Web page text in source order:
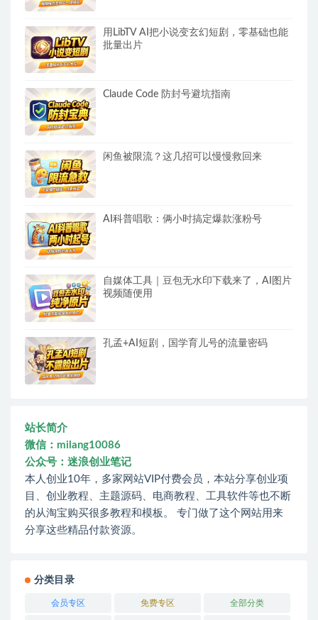
用LibTV AI把小说变玄幻短剧，零基础也能
批量出片
Claude Code 防封号避坑指南
闲鱼被限流？这几招可以慢慢救回来
AI科普唱歌：俩小时搞定爆款涨粉号
自媒体工具｜豆包无水印下载来了，AI图片
视频随便用
孔孟+AI短剧，国学育儿号的流量密码
站长简介
微信：milang10086
公众号：迷浪创业笔记
本人创业10年，多家网站VIP付费会员，本站分享创业项
目、创业教程、主题源码、电商教程、工具软件等也不断
的从淘宝购买很多教程和模板。 专门做了这个网站用来
分享这些精品付款资源。
分类目录
会员专区 免费专区 全部分类